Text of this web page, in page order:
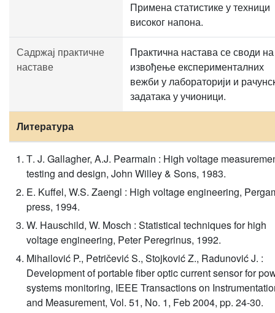
Примена статистике у техници
високог напона.
Садржај практичне
наставе
Практична настава се своди на
извођење експерименталних
вежби у лабораторији и
задатака у учионици.
Литература
Т. J. Gallagher, A.J. Pearmain : High voltage
testing and design, John Willey & Sons, 1983.
E. Kuffel, W.S. Zaengl : High voltage engineering,
press, 1994.
W. Hauschild, W. Mosch : Statistical techniques for high
voltage engineering, Peter Peregrinus, 1992.
Mihailović P., Petričević S., Stojković Z., Radunović J. :
Development of portable fiber optic current sensor for
systems monitoring, IEEE Transactions on
and Measurement, Vol. 51, No. 1, Feb 2004, pp. 24-30.